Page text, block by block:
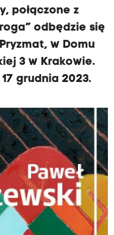
połączone z
odbędzie się
w Domu
3 w Krakowie.
grudnia 2023.